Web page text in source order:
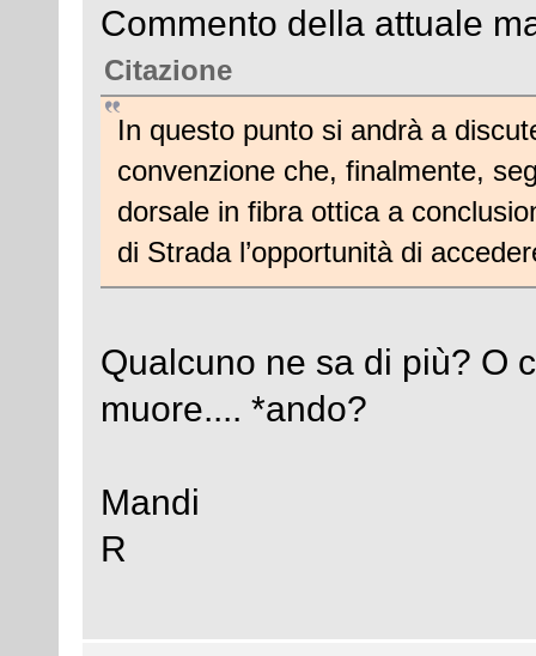
Commento della attuale
Citazione
In questo punto si andrà a
convenzione che, finalmente,
dorsale in fibra ottica a
di Strada l’opportunità di
Qualcuno ne sa di più? O
muore.... *ando?
Mandi
R